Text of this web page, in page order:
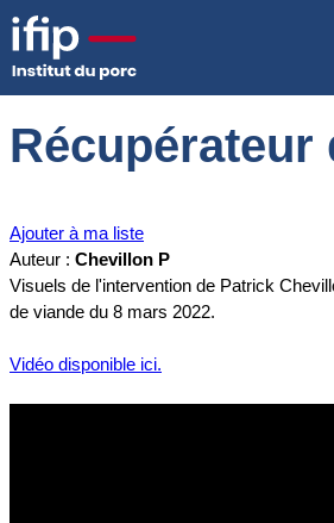
Accueil Documentations
Récupérateur
Ajouter à ma liste
Auteur : Chevillon P
Visuels de l'intervention de Patrick
de viande du 8 mars 2022.
Vidéo disponible ici.